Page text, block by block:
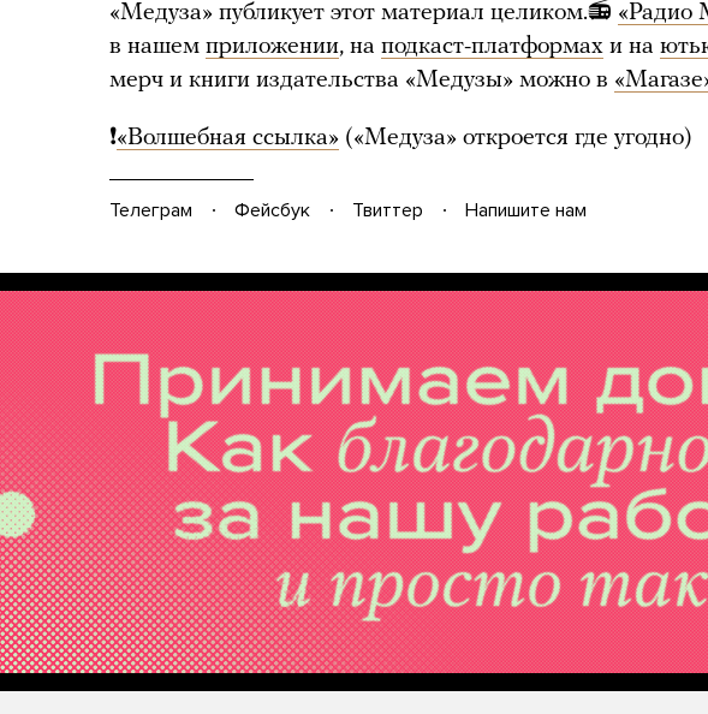
«Медуза» публикует этот материал целиком.📻 «Радио
в нашем приложении, на подкаст-платформах и на
мерч и книги издательства «Медузы» можно в
❗️«Bолшебная ссылка» («Медуза» откроется где угодно)
Телеграм Фейсбук Твиттер Напишите нам